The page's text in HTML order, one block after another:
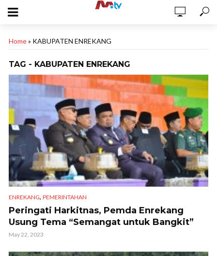
Home» KABUPATEN ENREKANG
TAG - KABUPATEN ENREKANG
ENREKANG, PEMERINTAHAN
Peringati Harkitnas, Pemda Enrekang
Usung Tema “Semangat untuk Bangkit”
May 22, 2023